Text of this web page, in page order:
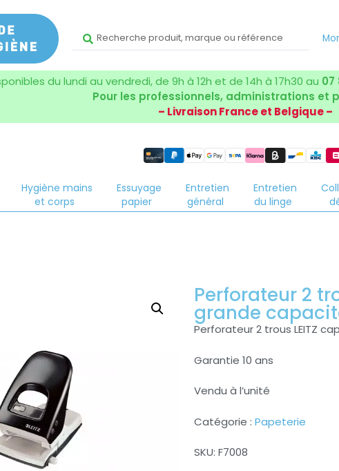
du lundi au vendredi, de 9h à 12h et de 14h à 17h30 au 07
Pour les professionnels, administrations et
– Livraison France et Belgique –
Hygiène mains
et corps
Essuyage
papier
Entretien
général
Entretien
du linge
Perforateur 2
grande
Perforateur 2 trous LEITZ
Garantie 10 ans
Vendu à l’unité
Catégorie : Papeterie
SKU: F7008